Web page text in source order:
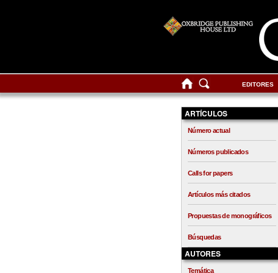
EDITORES
ARTÍCULOS
Número actual
Números publicados
Calls for papers
Artículos más citados
Propuestas de monográficos
Búsquedas
AUTORES
Temática